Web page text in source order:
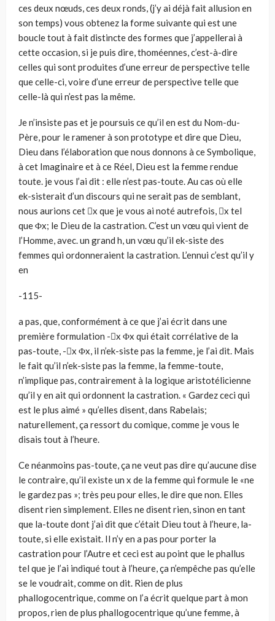
ces deux nœuds, ces deux ronds, (j’y ai déjà fait allusion en
son temps) vous obtenez la forme suivante qui est une
boucle tout à fait distincte des formes que j’appellerai à
cette occasion, si je puis dire, thoméennes, c’est-à-dire
celles qui sont produites d’une erreur de perspective telle
que celle-ci, voire d’une erreur de perspective telle que
celle-là qui n’est pas la même.
Je n’insiste pas et je poursuis ce qu’il en est du Nom-du-
Père, pour le ramener à son prototype et dire que Dieu,
Dieu dans l’élaboration que nous donnons à ce Symbolique,
à cet Imaginaire et à ce Réel, Dieu est la femme rendue
toute. je vous l’ai dit : elle n’est pas-toute. Au cas où elle
ek-sisterait d’un discours qui ne serait pas de semblant,
nous aurions cet x que je vous ai noté autrefois, x tel
que Φx; le Dieu de la castration. C’est un vœu qui vient de
l’Homme, avec. un grand h, un vœu qu’il ek-siste des
femmes qui ordonneraient la castration. L’ennui c’est qu’il y
en
-115-
a pas, que, conformément à ce que j’ai écrit dans une
première formulation -x Φx qui était corrélative de la
pas-toute, -x Φx, il n’ek-siste pas la femme, je l’ai dit. Mais
le fait qu’il n’ek-siste pas la femme, la femme-toute,
n’implique pas, contrairement à la logique aristotélicienne
qu’il y en ait qui ordonnent la castration. « Gardez ceci qui
est le plus aimé » qu’elles disent, dans Rabelais;
naturellement, ça ressort du comique, comme je vous le
disais tout à l’heure.
Ce néanmoins pas-toute, ça ne veut pas dire qu’aucune dise
le contraire, qu’il existe un x de la femme qui formule le «ne
le gardez pas »; très peu pour elles, le dire que non. Elles
disent rien simplement. Elles ne disent rien, sinon en tant
que la-toute dont j’ai dit que c’était Dieu tout à l’heure, la-
toute, si elle existait. Il n’y en a pas pour porter la
castration pour l’Autre et ceci est au point que le phallus
tel que je l’ai indiqué tout à l’heure, ça n’empêche pas qu’elle
se le voudrait, comme on dit. Rien de plus
phallogocentrique, comme on l’a écrit quelque part à mon
propos, rien de plus phallogocentrique qu’une femme, à